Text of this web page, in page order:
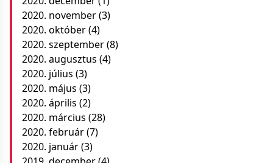
2020. november(3)
2020. október(4)
2020. szeptember(8)
2020. augusztus (4)
2020. július (3)
2020. május (3)
2020. április (2)
2020. március (28)
2020. február(7)
2020. január(3)